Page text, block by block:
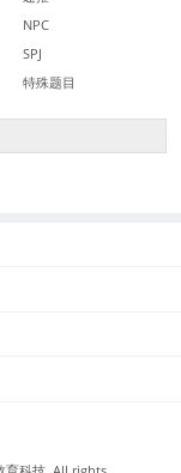
NPC
SPJ
特殊题目